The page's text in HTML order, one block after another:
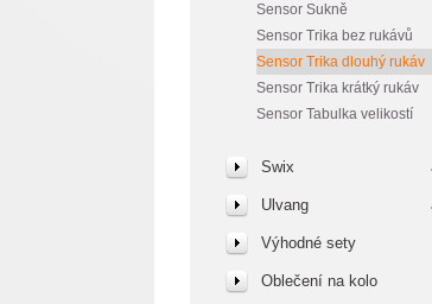
Sensor Sukně
Sensor Trika bez rukávů
Sensor Trika dlouhý rukáv
Sensor Trika krátký rukáv
Sensor Tabulka velikostí
Swix
Ulvang
Výhodné sety
Oblečení na kolo